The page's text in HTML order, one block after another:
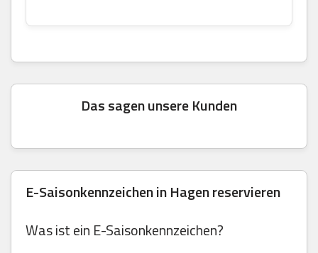
Das sagen unsere Kunden
E-Saisonkennzeichen in Hagen reservieren
Was ist ein E-Saisonkennzeichen?